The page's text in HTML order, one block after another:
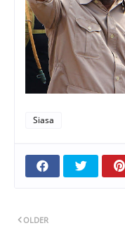
Siasa
OLDER